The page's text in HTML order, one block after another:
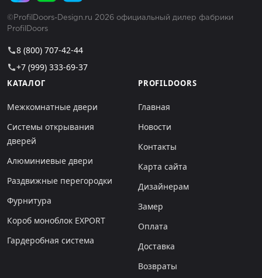
©ProfilDoors-Design.ru 2026 официальный дилер фабрики
ProfilDoors
call8 (800) 707-42-44
call+7 (999) 333-69-37
КАТАЛОГ
Межкомнатные двери
Системы открывания
дверей
Алюминиевые двери
Раздвижные перегородки
Фурнитура
Короб моноблок EXPORT
Гардеробная система
PROFILDOORS
Главная
Новости
Контакты
Карта сайта
Дизайнерам
Замер
Оплата
Доставка
Возвраты